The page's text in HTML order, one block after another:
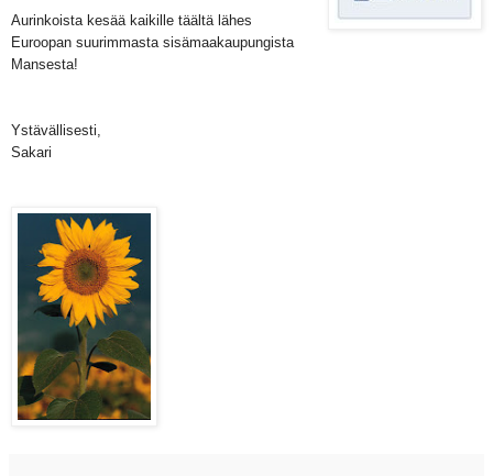
Aurinkoista kesää kaikille täältä lähes
Euroopan suurimmasta sisämaakaupungista
Mansesta!
Ystävällisesti,
Sakari